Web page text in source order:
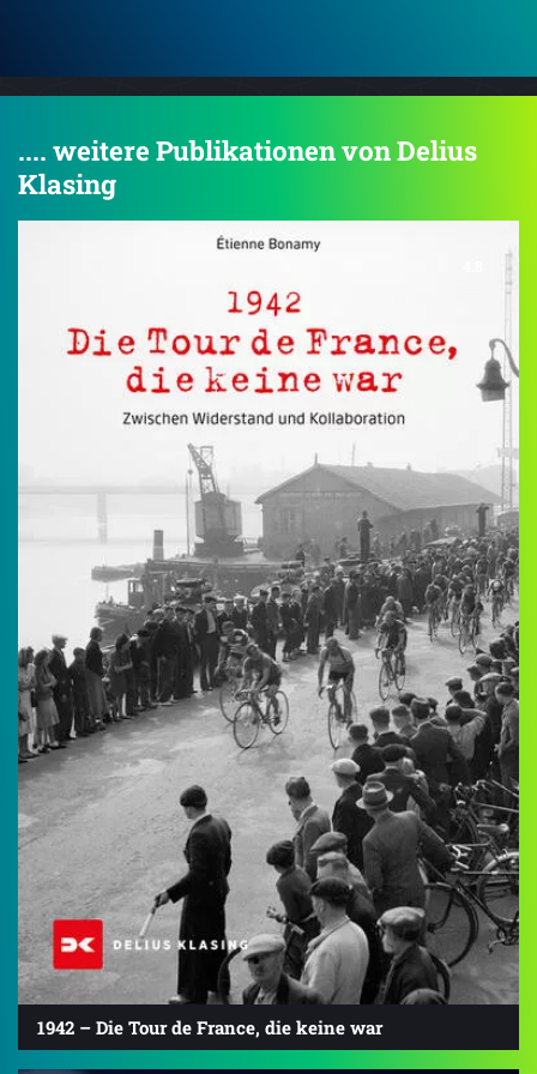
.... weitere Publikationen von Delius
Klasing
1942 – Die Tour de France, die keine war